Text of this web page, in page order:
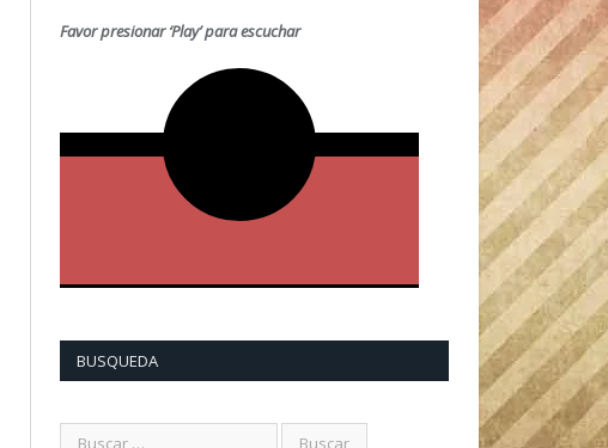
Favor presionar ‘Play’ para escuchar
BUSQUEDA